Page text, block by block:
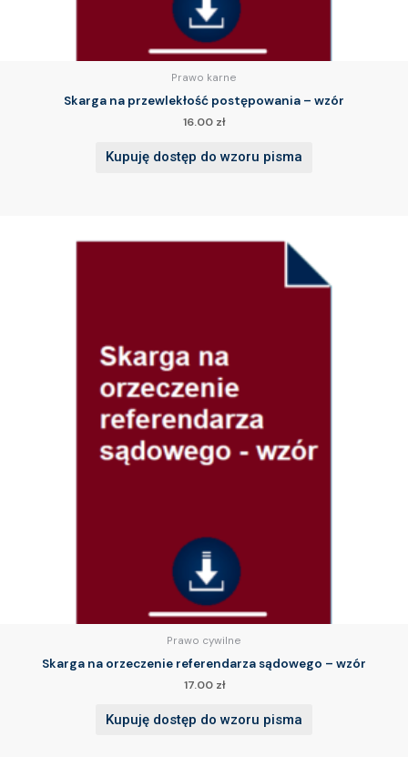
Prawo karne
Skarga na przewlekłość postępowania – wzór
16.00 zł
Kupuję dostęp do wzoru pisma
Prawo cywilne
Skarga na orzeczenie referendarza sądowego – wzór
17.00 zł
Kupuję dostęp do wzoru pisma